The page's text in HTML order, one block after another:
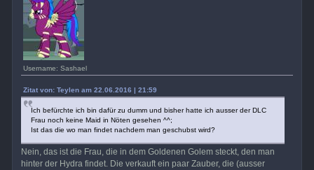
Username: Sashael
Zitat von: Teylen am 22.06.2016 | 21:59
Ich befürchte ich bin dafür zu dumm und bisher hatte ich ausser der DLC
Frau noch keine Maid in Nöten gesehen ^^;
Ist das die wo man findet nachdem man geschubst wird?
Nein, das ist die Frau, die in dem Goldenen Golem steckt, den man
hinter der Hydra findet. Die verkauft ein paar Zauber, die (ausser